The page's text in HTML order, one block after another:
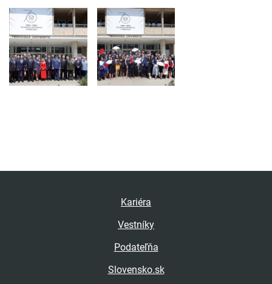
Kariéra
Vestníky
Podateľňa
Slovensko.sk